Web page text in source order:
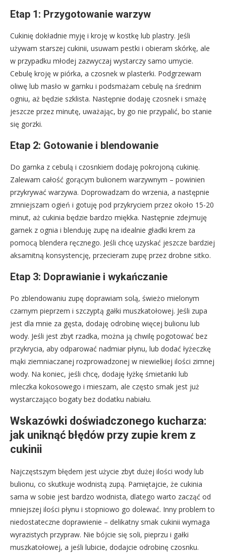
Etap 1: Przygotowanie warzyw
Cukinię dokładnie myję i kroję w kostkę lub plastry. Jeśli
używam starszej cukinii, usuwam pestki i obieram skórkę, ale
w przypadku młodej zazwyczaj wystarczy samo umycie.
Cebulę kroję w piórka, a czosnek w plasterki. Podgrzewam
oliwę lub masło w garnku i podsmażam cebulę na średnim
ogniu, aż będzie szklista. Następnie dodaję czosnek i smażę
jeszcze przez minutę, uważając, by go nie przypalić, bo stanie
się gorzki.
Etap 2: Gotowanie i blendowanie
Do garnka z cebulą i czosnkiem dodaję pokrojoną cukinię.
Zalewam całość gorącym bulionem warzywnym – powinien
przykrywać warzywa. Doprowadzam do wrzenia, a następnie
zmniejszam ogień i gotuję pod przykryciem przez około 15-20
minut, aż cukinia będzie bardzo miękka. Następnie zdejmuję
garnek z ognia i blenduję zupę na idealnie gładki krem za
pomocą blendera ręcznego. Jeśli chcę uzyskać jeszcze bardziej
aksamitną konsystencję, przecieram zupę przez drobne sitko.
Etap 3: Doprawianie i wykańczanie
Po zblendowaniu zupę doprawiam solą, świeżo mielonym
czarnym pieprzem i szczyptą gałki muszkatołowej. Jeśli zupa
jest dla mnie za gęsta, dodaję odrobinę więcej bulionu lub
wody. Jeśli jest zbyt rzadka, można ją chwilę pogotować bez
przykrycia, aby odparować nadmiar płynu, lub dodać łyżeczkę
mąki ziemniaczanej rozprowadzonej w niewielkiej ilości zimnej
wody. Na koniec, jeśli chcę, dodaję łyżkę śmietanki lub
mleczka kokosowego i mieszam, ale często smak jest już
wystarczająco bogaty bez dodatku nabiału.
Wskazówki doświadczonego kucharza:
jak uniknąć błędów przy zupie krem z
cukinii
Najczęstszym błędem jest użycie zbyt dużej ilości wody lub
bulionu, co skutkuje wodnistą zupą. Pamiętajcie, że cukinia
sama w sobie jest bardzo wodnista, dlatego warto zacząć od
mniejszej ilości płynu i stopniowo go dolewać. Inny problem to
niedostateczne doprawienie – delikatny smak cukinii wymaga
wyrazistych przypraw. Nie bójcie się soli, pieprzu i gałki
muszkatołowej, a jeśli lubicie, dodajcie odrobinę czosnku.